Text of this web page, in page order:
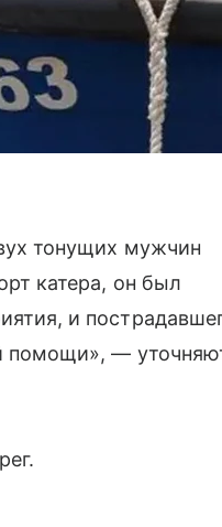
тонущих мужчин
катера, он был
и
помощи», —